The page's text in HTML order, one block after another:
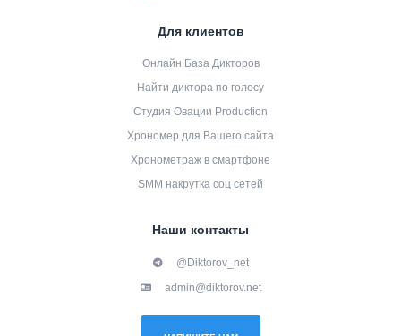
Для клиентов
Онлайн База Дикторов
Найти диктора по голосу
Студия Овации Production
Хрономер для Вашего сайта
Хронометраж в смартфоне
SMM накрутка соц сетей
Наши контакты
@Diktorov_net
admin@diktorov.net